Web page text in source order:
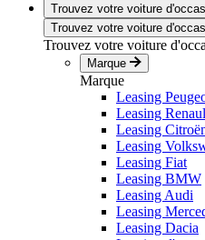
Trouvez votre voiture
Trouvez votre voiture
Trouvez votre voiture
Marque
Marque
Leasing
Leasing
Leasing
Leasing
Leasing Fiat
Leasing BMW
Leasing Audi
Leasing
Leasing Dacia